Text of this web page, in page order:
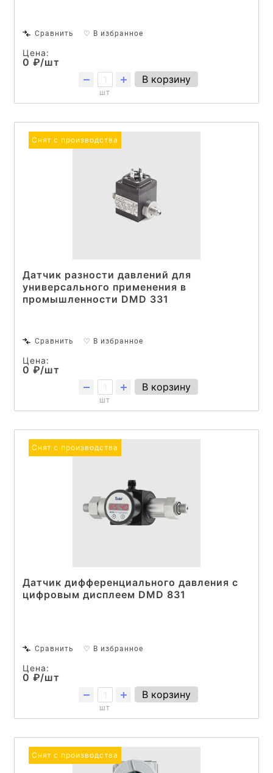
Сравнить ♡ В избранное
Цена:
0 ₽/шт
шт
В корзину
Снят с производства
Датчик разности давлений для
универсального применения в
промышленности DMD 331
Сравнить ♡ В избранное
Цена:
0 ₽/шт
шт
В корзину
Снят с производства
Датчик дифференциального давления c
цифровым дисплеем DMD 831
Сравнить ♡ В избранное
Цена:
0 ₽/шт
шт
В корзину
Снят с производства